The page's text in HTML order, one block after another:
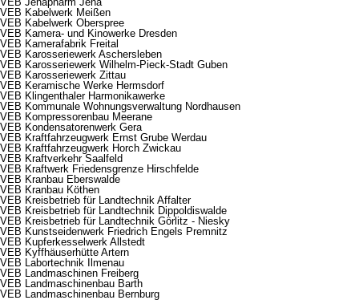
VEB Kabelwerk Meißen
VEB Kabelwerk Oberspree
VEB Kamera- und Kinowerke Dresden
VEB Kamerafabrik Freital
VEB Karosseriewerk Aschersleben
VEB Karosseriewerk Wilhelm-Pieck-Stadt Guben
VEB Karosseriewerk Zittau
VEB Keramische Werke Hermsdorf
VEB Klingenthaler Harmonikawerke
VEB Kommunale Wohnungsverwaltung Nordhausen
VEB Kompressorenbau Meerane
VEB Kondensatorenwerk Gera
VEB Kraftfahrzeugwerk Ernst Grube Werdau
VEB Kraftfahrzeugwerk Horch Zwickau
VEB Kraftverkehr Saalfeld
VEB Kraftwerk Friedensgrenze Hirschfelde
VEB Kranbau Eberswalde
VEB Kranbau Köthen
VEB Kreisbetrieb für Landtechnik Affalter
VEB Kreisbetrieb für Landtechnik Dippoldiswalde
VEB Kreisbetrieb für Landtechnik Görlitz - Niesky
VEB Kunstseidenwerk Friedrich Engels Premnitz
VEB Kupferkesselwerk Allstedt
VEB Kyffhäuserhütte Artern
VEB Labortechnik Ilmenau
VEB Landmaschinen Freiberg
VEB Landmaschinenbau Barth
VEB Landmaschinenbau Bernburg